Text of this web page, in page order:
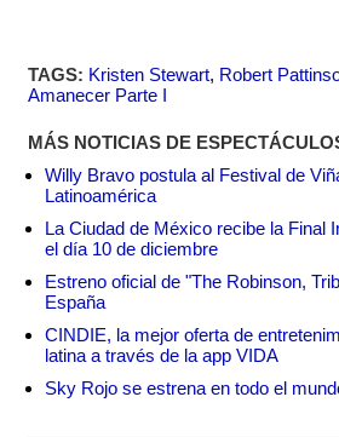
TAGS: Kristen Stewart, Robert
Amanecer Parte I
MÁS NOTICIAS DE
Willy Bravo postula al Festival de
Latinoamérica
La Ciudad de México recibe la Final
el día 10 de diciembre
Estreno oficial de "The Robinson,
España
CINDIE, la mejor oferta de
latina a través de la app VIDA
Sky Rojo se estrena en todo el